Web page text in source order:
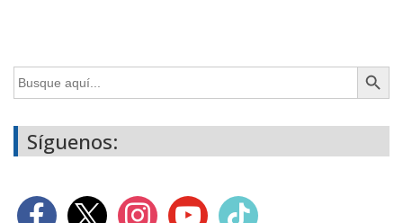
Buscar: Botón de
Síguenos: